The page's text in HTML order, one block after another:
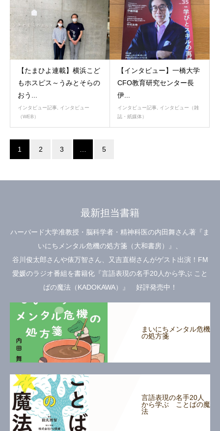
【たまひよ連載】横浜こど
もホスピス～うみとそらの
おう...
インタビュー記事
インタビュー
（WEB）
【インタビュー】一橋大学
CFO教育研究センター長
伊...
インタビュー記事
インタビュー（雑
誌・紙媒体）
1 2 3 5
最新担当書籍
ハーバード大学准教授・脳科学者・精神科医の内田舞さん著『ま
いにちメンタル危機の処方箋（大和書房）』、
谷川俊太郎さんや俵万智さん、又吉直樹さんがゲスト出演！FM
愛媛のラジオ番組を書籍化『言語表現の名手20人から学ぶ こと
ばの魔法（KADOKAWA）』 好評発売中！
まいにちメンタル危機
の処方箋
言語表現の名手20人
から学ぶ ことばの魔
法